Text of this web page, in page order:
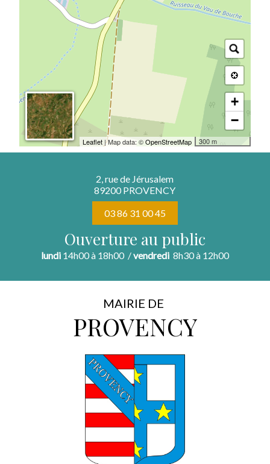
+
−
300 m
Leaflet| Map data: ©OpenStreetMap
2, rue de Jérusalem
89200 PROVENCY
03 86 31 00 45
Ouverture au public
lundi14h00 à 18h00 /vendredi8h30 à 12h00
MAIRIE DE
PROVENCY